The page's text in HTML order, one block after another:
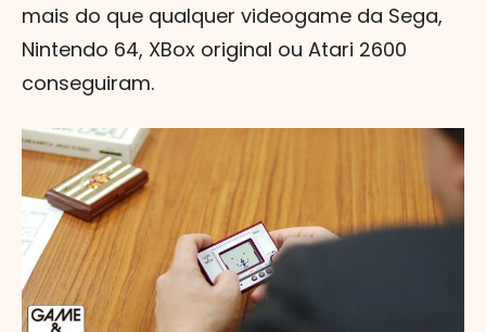
mais do que qualquer videogame da Sega,
Nintendo 64, XBox original ou Atari 2600
conseguiram.